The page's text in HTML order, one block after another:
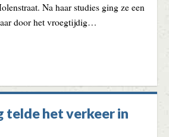
Na haar studies ging ze een
door het vroegtijdig…
telde het verkeer in